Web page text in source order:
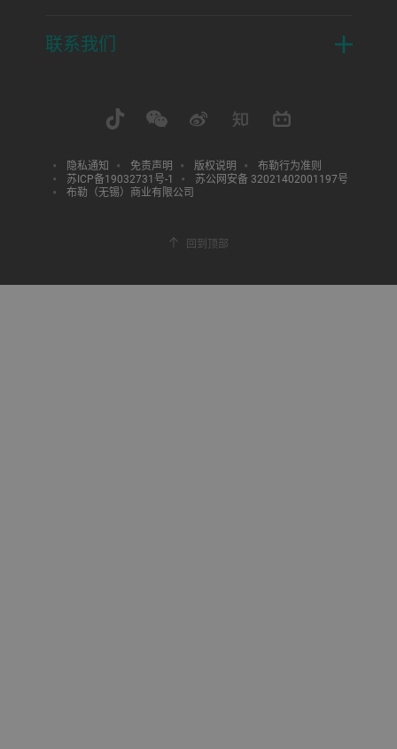
联系我们
隐私通知 免责声明 版权说明
布勒行为准则
苏ICP备19032731号-1
苏公网安备 32021402001197号
布勒（无锡）商业有限公司
回到顶部